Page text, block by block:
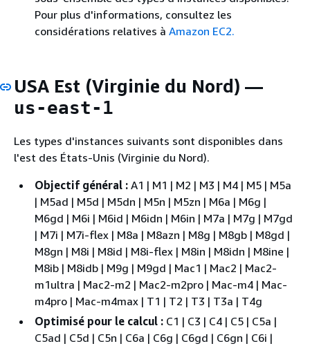
Pour plus d'informations, consultez les
considérations relatives à Amazon EC2.
USA Est (Virginie du Nord) —
us-east-1
Les types d'instances suivants sont disponibles dans
l'est des États-Unis (Virginie du Nord).
Objectif général : A1 | M1 | M2 | M3 | M4 | M5 | M5a
| M5ad | M5d | M5dn | M5n | M5zn | M6a | M6g |
M6gd | M6i | M6id | M6idn | M6in | M7a | M7g | M7gd
| M7i | M7i-flex | M8a | M8azn | M8g | M8gb | M8gd |
M8gn | M8i | M8id | M8i-flex | M8in | M8idn | M8ine |
M8ib | M8idb | M9g | M9gd | Mac1 | Mac2 | Mac2-
m1ultra | Mac2-m2 | Mac2-m2pro | Mac-m4 | Mac-
m4pro | Mac-m4max | T1 | T2 | T3 | T3a | T4g
Optimisé pour le calcul : C1 | C3 | C4 | C5 | C5a |
C5ad | C5d | C5n | C6a | C6g | C6gd | C6gn | C6i |